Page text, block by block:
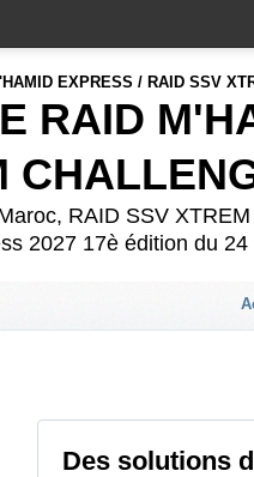
RAID
RAID SSV
2027 17è édition du
Des solutions